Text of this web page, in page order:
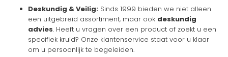
Deskundig & Veilig: Sinds 1999 bieden we niet alleen
een uitgebreid assortiment, maar ook deskundig
advies. Heeft u vragen over een product of zoekt u een
specifiek kruid? Onze klantenservice staat voor u klaar
om u persoonlijk te begeleiden.